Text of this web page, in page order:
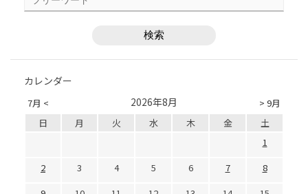
カレンダー
7月 < > 9月
2026年8月
日 月 火 水 木 金
土
1
2
3 4 5 6 7
8